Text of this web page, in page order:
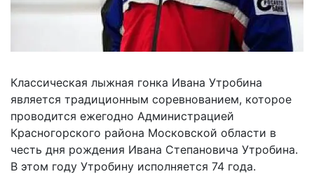
Классическая лыжная гонка Ивана Утробина
является традиционным соревнованием, которое
проводится ежегодно Администрацией
Красногорского района Московской области в
честь дня рождения Ивана Степановича Утробина.
В этом году Утробину исполняется 74 года.